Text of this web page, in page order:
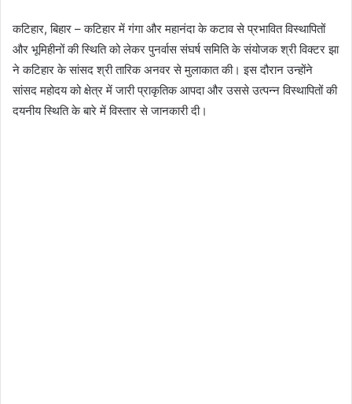
कटिहार, बिहार – कटिहार में गंगा और महानंदा के कटाव से प्रभावित विस्थापितों
और भूमिहीनों की स्थिति को लेकर पुनर्वास संघर्ष समिति के संयोजक श्री विक्टर झा
ने कटिहार के सांसद श्री तारिक अनवर से मुलाकात की। इस दौरान उन्होंने
सांसद महोदय को क्षेत्र में जारी प्राकृतिक आपदा और उससे उत्पन्न विस्थापितों की
दयनीय स्थिति के बारे में विस्तार से जानकारी दी।